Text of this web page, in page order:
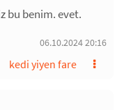
bu benim. evet.
06.10.2024 20:16
kedi yiyen fare